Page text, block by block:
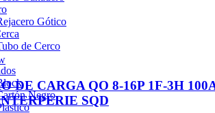
DE CARGA QO 8-16P 1F-3H
SQD
Gótico
de Cerco
Negro